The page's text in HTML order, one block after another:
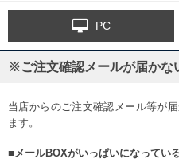
PC
※ご注文確認メールが届かな
当店からのご注文確認メール等が
ます。
■メールBOXがいっぱいになっている